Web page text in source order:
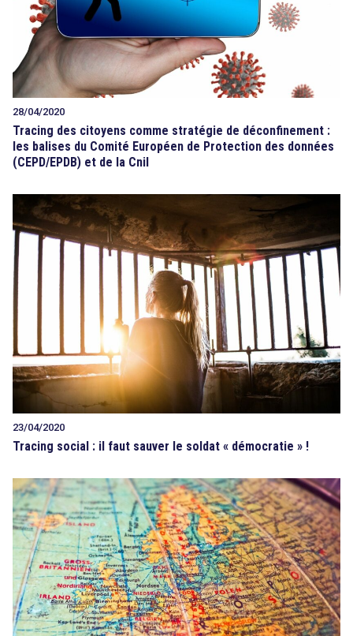
28/04/2020
Tracing des citoyens comme stratégie de déconfinement :
les balises du Comité Européen de Protection des données
(CEPD/EPDB) et de la Cnil
23/04/2020
Tracing social : il faut sauver le soldat « démocratie » !